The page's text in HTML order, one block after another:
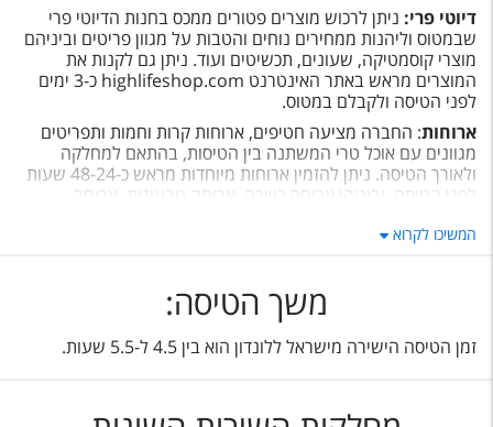
דיוטי פרי: ניתן לרכוש מוצרים פטורים ממכס בחנות הדיוטי פרי
שבמטוס וליהנות ממחירים נוחים והטבות על מגוון פריטים וביניהם
מוצרי קוסמטיקה, שעונים, תכשיטים ועוד. ניתן גם לקנות את
המוצרים מראש באתר האינטרנט highlifeshop.com כ-3 ימים
לפני הטיסה ולקבלם במטוס.
ארוחות: החברה מציעה חטיפים, ארוחות קרות וחמות ותפריטים
מגוונים עם אוכל טרי המשתנה בין הטיסות, בהתאם למחלקה
ולאורך הטיסה. ניתן להזמין ארוחות מיוחדות מראש כ-48-24 שעות
לפני הטיסה, וביניהן ארוחה כשרה, ארוחה טבעונית, ארוחה
המשיכו לקרוא
משך הטיסה:
זמן הטיסה הישירה מישראל ללונדון הוא בין 4.5 ל-5.5 שעות.